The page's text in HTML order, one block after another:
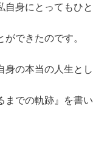
身にとってもひ
できたのです。
の本当の人生と
までの軌跡』を書